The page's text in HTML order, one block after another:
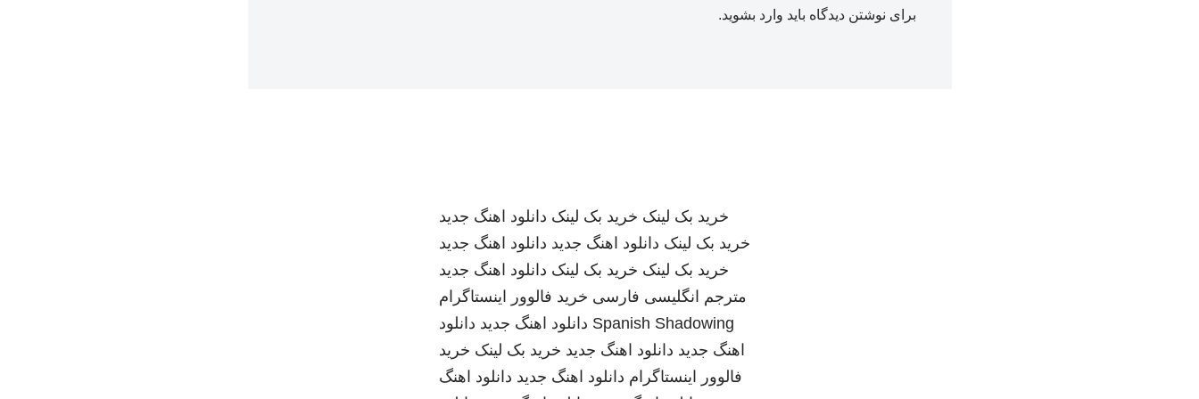
برای نوشتن دیدگاه باید وارد بشوید.
خرید بک لینک خرید بک لینک دانلود اهنگ جدید
خرید بک لینک دانلود اهنگ جدید دانلود اهنگ جدید
خرید بک لینک خرید بک لینک دانلود اهنگ جدید
مترجم انگلیسی فارسی خرید فالوور اینستاگرام
Spanish Shadowing دانلود اهنگ جدید دانلود
اهنگ جدید دانلود اهنگ جدید خرید بک لینک خرید
فالوور اینستاگرام دانلود اهنگ جدید دانلود اهنگ